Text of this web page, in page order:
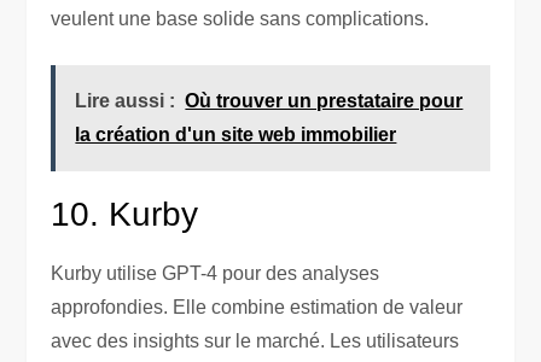
veulent une base solide sans complications.
Lire aussi : Où trouver un prestataire pour
la création d'un site web immobilier
10. Kurby
Kurby utilise GPT-4 pour des analyses
approfondies. Elle combine estimation de valeur
avec des insights sur le marché. Les utilisateurs